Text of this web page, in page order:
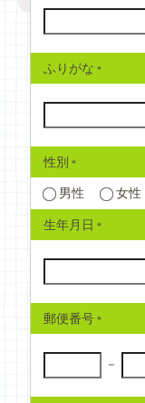
ふりがな
性別
男性 女性
生年月日
郵便番号
－